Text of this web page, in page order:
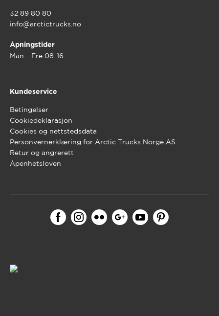
32 89 80 80
info@arctictrucks.no
Åpningstider
Man – Fre 08-16
Kundeservice
Betingelser
Cookiedeklarasjon
Cookies og nettstedsdata
Personvernerklæring for Arctic Trucks Norge AS
Retur og angrerett
Åpenhetsloven